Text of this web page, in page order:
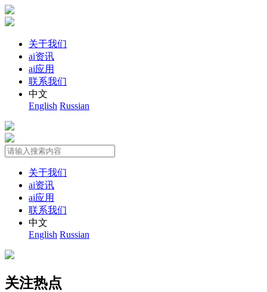
关于我们
ai资讯
ai应用
联系我们
中文
English Russian
关于我们
ai资讯
ai应用
联系我们
中文
English Russian
关注热点